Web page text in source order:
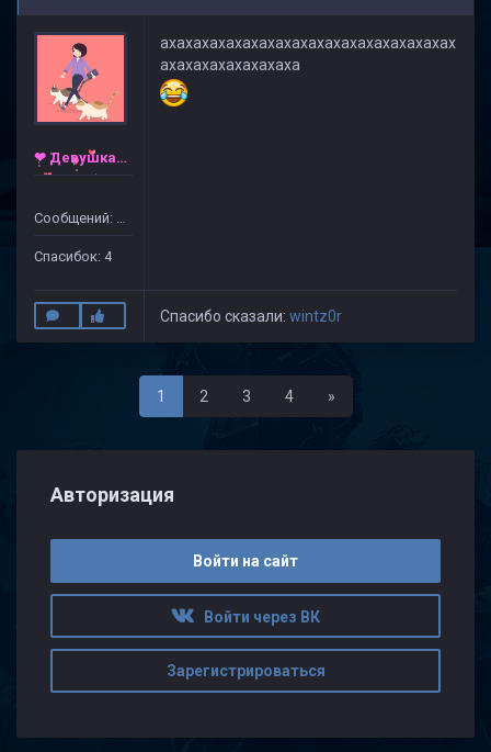
❤ Девушка ❤
Сообщений: 30
Спасибок: 4
ахахахахахахахахахахахахахахахахахах
ахахахахахахахаха
Спасибо сказали: wintz0r
1 2 3 4 »Последняя
Авторизация
Войти на сайт
Войти через ВК
Зарегистрироваться